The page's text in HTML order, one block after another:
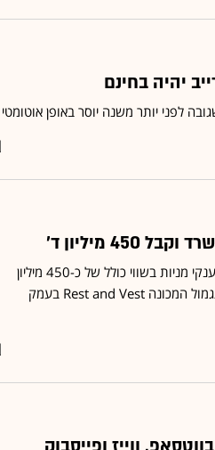
יהיה בחינם
מיליון ד'
ההסדר של מייסד וואטסאפ, יאן קום, עם פייסבוק כולל מענקי מניות בשווי כולל של כ-450 מיליון
דולר, כך מספרים מקורות יודעי דבר • מהו אותו נוהל התגמול המכונה Rest and Vest בעמק